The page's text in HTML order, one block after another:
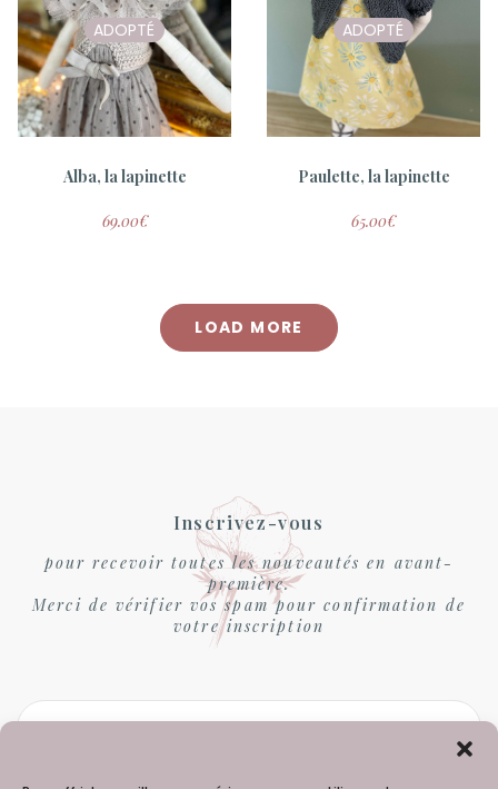
ADOPTÉ
Alba, la lapinette
69.00€
ADOPTÉ
Paulette, la lapinette
65.00€
LOAD MORE
Inscrivez-vous
pour recevoir toutes les nouveautés en avant-
première.
Merci de vérifier vos spam pour confirmation de
votre inscription